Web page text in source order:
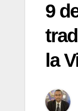
9
la